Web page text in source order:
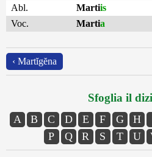
Abl.
Martiis
Voc.
Martia
‹ Martĭgĕna
Sfoglia il
A B C D E F G H
P
Q R S T U